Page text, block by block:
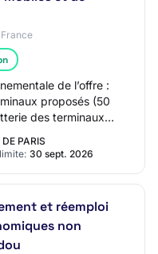
France
de l’offre :
proposés (50
des terminaux
PARIS
30 sept. 2026
et réemploi
non